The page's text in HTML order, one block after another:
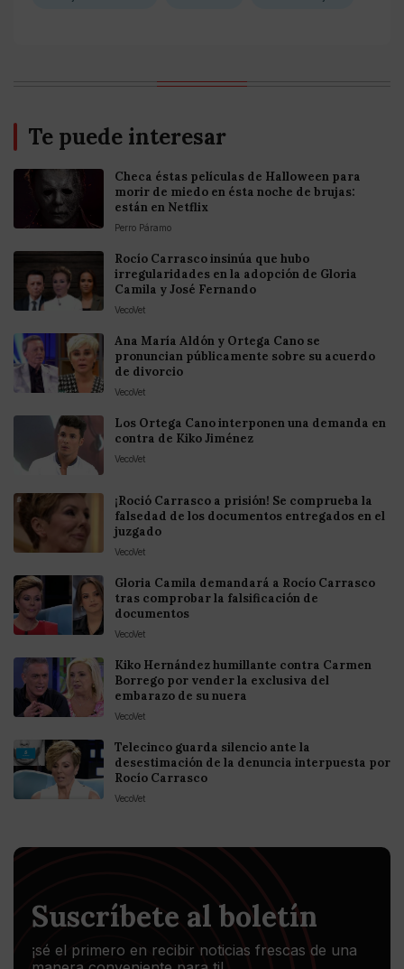
Te puede interesar
Checa éstas películas de Halloween para
morir de miedo en ésta noche de brujas:
están en Netflix
Perro Páramo
Rocío Carrasco insinúa que hubo
irregularidades en la adopción de Gloria
Camila y José Fernando
VecoVet
Ana María Aldón y Ortega Cano se
pronuncian públicamente sobre su acuerdo
de divorcio
VecoVet
Los Ortega Cano interponen una demanda en
contra de Kiko Jiménez
VecoVet
¡Roció Carrasco a prisión! Se comprueba la
falsedad de los documentos entregados en el
juzgado
VecoVet
Gloria Camila demandará a Rocío Carrasco
tras comprobar la falsificación de
documentos
VecoVet
Kiko Hernández humillante contra Carmen
Borrego por vender la exclusiva del
embarazo de su nuera
VecoVet
Telecinco guarda silencio ante la
desestimación de la denuncia interpuesta por
Rocío Carrasco
VecoVet
Suscríbete al boletín
¡sé el primero en recibir noticias frescas de una